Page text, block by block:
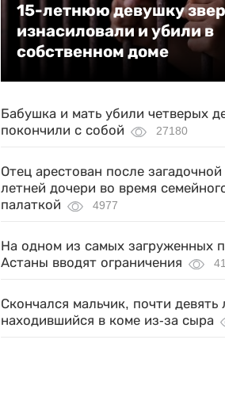
15-летнюю девушку
изнасиловали и убили в
собственном доме
Бабушка и мать убили четверых
покончили с собой
27180
Отец арестован после
летней дочери во время
палаткой
4977
На одном из самых загруженных
Астаны вводят ограничения
Скончался мальчик, почти девять
находившийся в коме из-за сыра